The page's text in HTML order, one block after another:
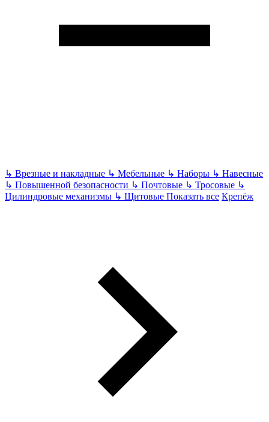
↳ Врезные и накладные ↳ Мебельные ↳ Наборы ↳ Навесные
↳ Повышенной безопасности ↳ Почтовые ↳ Тросовые ↳
Цилиндровые механизмы ↳ Щитовые Показать все Крепёж